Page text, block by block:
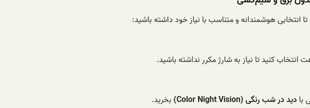
تا انتخابی هوشمندانه و متناسب با نیاز خود داشته باشید:
با دید در شب رنگی (Color Night Vision) بخرید.